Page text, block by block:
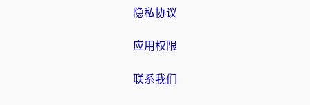
隐私协议
应用权限
联系我们